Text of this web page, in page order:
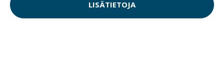
LISÄTIETOJA